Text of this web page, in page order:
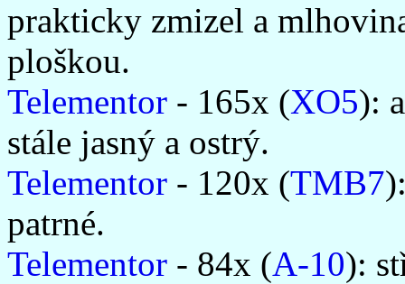
prakticky zmizel a
ploškou.
Telementor - 165x (XO5):
stále jasný a ostrý.
Telementor - 120x (TMB7
patrné.
Telementor - 84x (A-10):